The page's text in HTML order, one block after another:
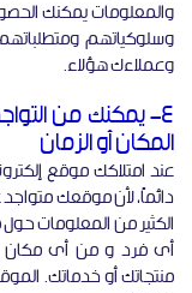
والمعلومات يمكنك
وسلوكياتهم
وعملاءك هؤلاء.
المكان أو الزمان
عند امتلاكك موقع
دائماً، لأن موقعك
الكثير من المعلومات
أى فرد و من أى مكان
منتجاتك أو خدماتك.